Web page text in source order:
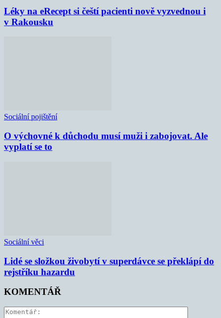
Léky na eRecept si čeští pacienti nově vyzvednou i
v Rakousku
Sociální pojištění
O výchovné k důchodu musí muži i zabojovat. Ale
vyplatí se to
Sociální věci
Lidé se složkou živobytí v superdávce se překlápí do
rejstříku hazardu
KOMENTÁŘ